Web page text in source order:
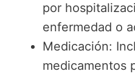
por
enfermedad o
Medicación:
medicamentos